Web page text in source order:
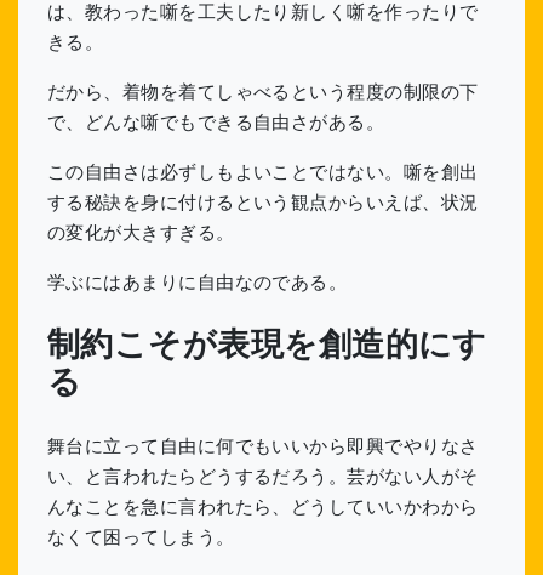
は、教わった噺を工夫したり新しく噺を作ったりで
きる。
だから、着物を着てしゃべるという程度の制限の下
で、どんな噺でもできる自由さがある。
この自由さは必ずしもよいことではない。噺を創出
する秘訣を身に付けるという観点からいえば、状況
の変化が大きすぎる。
学ぶにはあまりに自由なのである。
制約こそが表現を創造的にす
る
舞台に立って自由に何でもいいから即興でやりなさ
い、と言われたらどうするだろう。芸がない人がそ
んなことを急に言われたら、どうしていいかわから
なくて困ってしまう。